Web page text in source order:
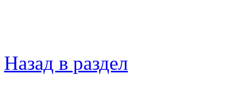
Назад в раздел